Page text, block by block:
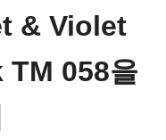
& Violet
058을